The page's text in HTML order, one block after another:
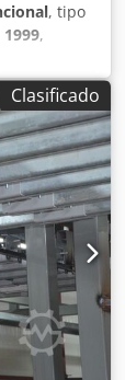
, tipo
1999,
Croci &
y nunca ha
y
de 2 y 2,5
D120
D600 y
Grecia.
Clasificado